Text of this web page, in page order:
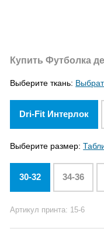
Купить Футболка
Выберите ткань:
Dri-Fit Интерлок
Выберите размер:
30-32 34-36
Артикул принта: 15-6